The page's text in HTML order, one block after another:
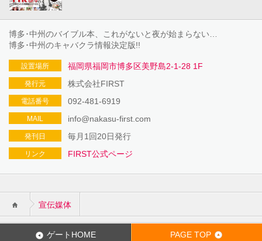
博多･中州のバイブル本、これがないと夜が始まらない…
博多･中州のキャバクラ情報決定版!!
設置場所 福岡県福岡市博多区美野島2-1-28 1F
発行元 株式会社FIRST
電話番号 092-481-6919
MAIL info@nakasu-first.com
発刊日 毎月1回20日発行
リンク FIRST公式ページ
宣伝媒体
ゲートHOME PAGE TOP